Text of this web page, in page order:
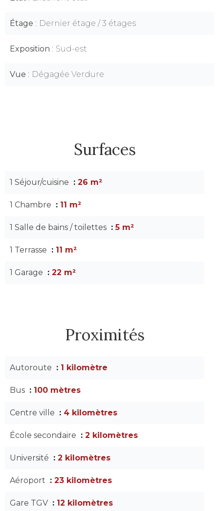
Étage Dernier étage / 3 étages
Exposition Sud-est
Vue Dégagée Verdure
Surfaces
1 Séjour/cuisine 26 m²
1 Chambre 11 m²
1 Salle de bains / toilettes 5 m²
1 Terrasse 11 m²
1 Garage 22 m²
Proximités
Autoroute 1 kilomètre
Bus 100 mètres
Centre ville 4 kilomètres
École secondaire 2 kilomètres
Université 2 kilomètres
Aéroport 23 kilomètres
Gare TGV 12 kilomètres